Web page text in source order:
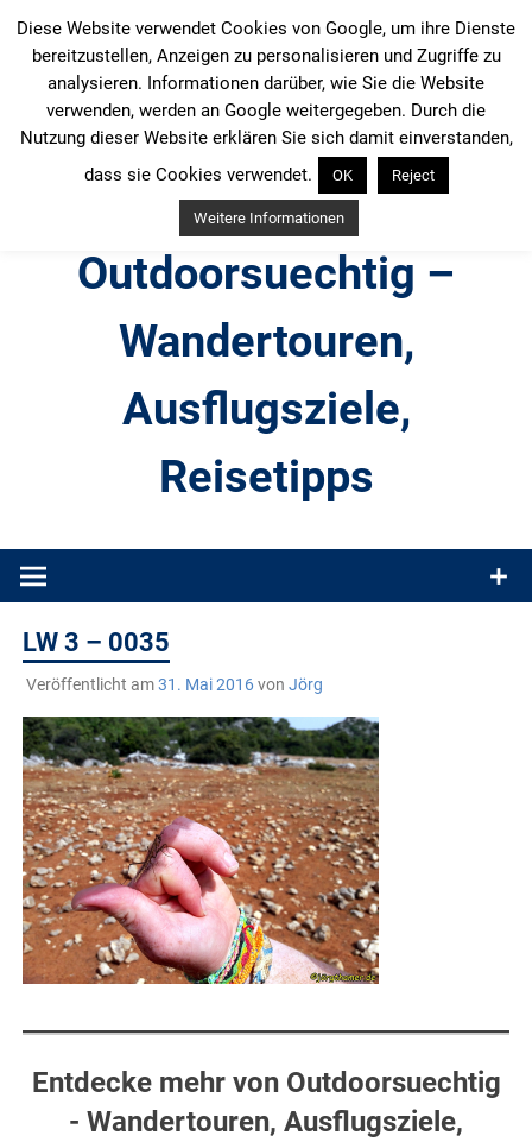
Inhalt
springen
Outdoorsuechtig –
Wandertouren,
Ausflugsziele,
Reisetipps
Produkttests und Buchrezensionen. Ein Blog für alle, die gern
LW 3 – 0035
Veröffentlicht am31. Mai 2016von Jörg
Entdecke mehr von Outdoorsuechtig
- Wandertouren, Ausflugsziele,
Diese Website verwendet Cookies von Google, um ihre Dienste
bereitzustellen, Anzeigen zu personalisieren und Zugriffe zu
analysieren. Informationen darüber, wie Sie die Website
verwenden, werden an Google weitergegeben. Durch die
Nutzung dieser Website erklären Sie sich damit einverstanden,
dass sie Cookies verwendet.
OK Reject
Weitere Informationen